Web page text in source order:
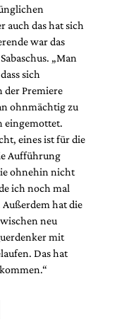
auch das hat sich
war das
„Man
sich
der Premiere
ohnmächtig zu
eingemottet.
eines ist für die
Aufführung
ohnehin nicht
ich noch mal
hat die
neu
mit
Das hat